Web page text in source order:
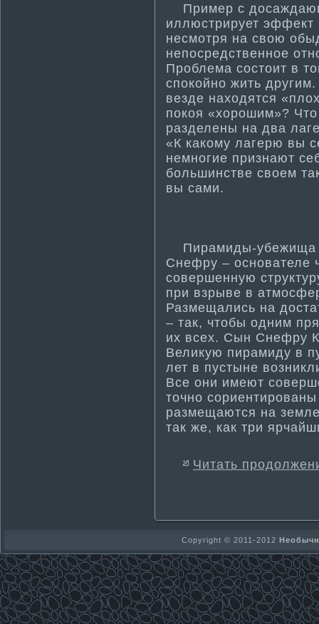
Пример с
иллюстрирует
несмотря на свою
непосредственное
Проблема­ состоит в
спокойно жить
везде находятся
покоя «хорошим»?
разделены на два
«К какому лагерю вы
немногие признают
большинстве своем
вы сами.
Пирамиды-убежища
Снефру – основателе
совершенную
при взрыве в
Размещались на
– так, чтобы одним
их всех. Сын Снефру
Великую пирамиду в
лет в пустыне
Все они имеют
точно
размещаются на
так же, как три
Читать
Copyright © 2011-2012